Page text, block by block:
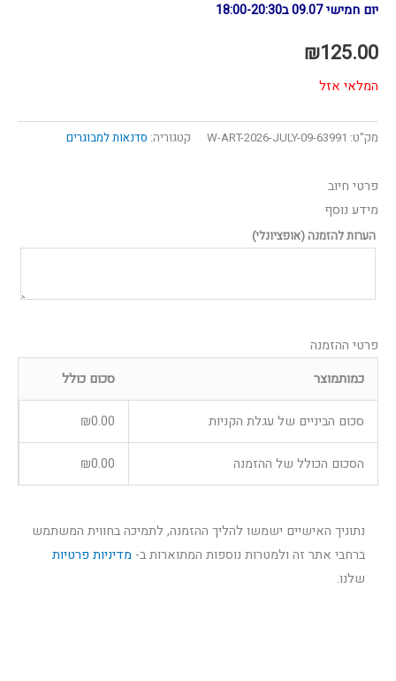
יום חמישי 09.07 ב18:00-20:30
₪125.00
המלאי אזל
מק"ט: 63991-W-ART-2026-JULY-09 קטגוריה: סדנאות למבוגרים
פרטי חיוב‫
מידע נוסף
הערות להזמנה(אופציונלי)
פרטי ההזמנה
מוצרכמות סכום כולל
סכום הביניים של עגלת הקניות ₪0.00
הסכום הכולל של ההזמנה ₪0.00
נתוניך האישיים ישמשו להליך ההזמנה, לתמיכה בחווית המשתמש
ברחבי אתר זה ולמטרות נוספות המתוארות ב- מדיניות פרטיות
שלנו.